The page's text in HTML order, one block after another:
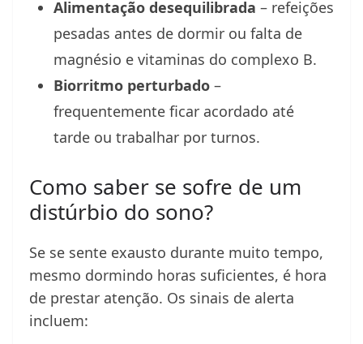
Alimentação desequilibrada – refeições
pesadas antes de dormir ou falta de
magnésio e vitaminas do complexo B.
Biorritmo perturbado –
frequentemente ficar acordado até
tarde ou trabalhar por turnos.
Como saber se sofre de um
distúrbio do sono?
Se se sente exausto durante muito tempo,
mesmo dormindo horas suficientes, é hora
de prestar atenção. Os sinais de alerta
incluem: